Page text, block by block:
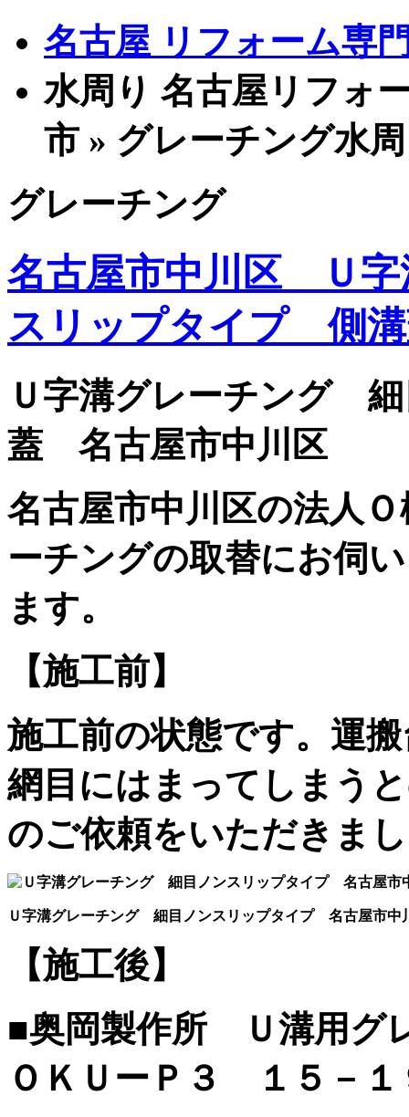
名古屋 リフォーム専
水周り 名古屋リフォ
市 » グレーチング水
グレーチング
名古屋市中川区 Ｕ
スリップタイプ 側
Ｕ字溝グレーチング
蓋 名古屋市中川区
名古屋市中川区の法人
ーチングの取替にお伺
ます。
【施工前】
施工前の状態です。運
網目にはまってしまう
のご依頼をいただきま
Ｕ字溝グレーチング 細目ノンスリップタイプ 名古屋市中
【施工後】
■奥岡製作所 Ｕ溝用グ
ＯＫＵーＰ３ １５－１